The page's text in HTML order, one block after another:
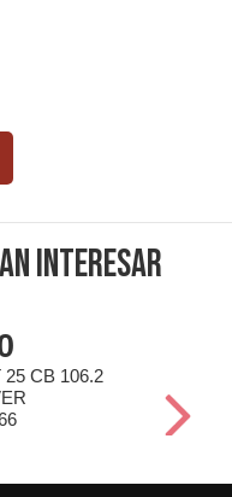
interesar
25 CB 106.2